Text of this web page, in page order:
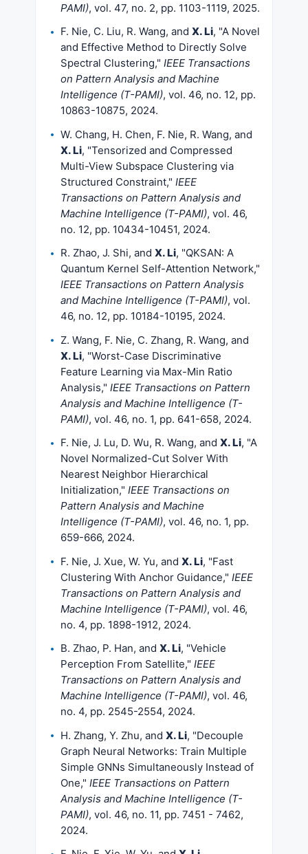
PAMI), vol. 47, no. 2, pp. 1103-1119, 2025.
F. Nie, C. Liu, R. Wang, and X. Li, "A Novel
and Effective Method to Directly Solve
Spectral Clustering," IEEE Transactions
on Pattern Analysis and Machine
Intelligence (T-PAMI), vol. 46, no. 12, pp.
10863-10875, 2024.
W. Chang, H. Chen, F. Nie, R. Wang, and
X. Li, "Tensorized and Compressed
Multi-View Subspace Clustering via
Structured Constraint," IEEE
Transactions on Pattern Analysis and
Machine Intelligence (T-PAMI), vol. 46,
no. 12, pp. 10434-10451, 2024.
R. Zhao, J. Shi, and X. Li, "QKSAN: A
Quantum Kernel Self-Attention Network,"
IEEE Transactions on Pattern Analysis
and Machine Intelligence (T-PAMI), vol.
46, no. 12, pp. 10184-10195, 2024.
Z. Wang, F. Nie, C. Zhang, R. Wang, and
X. Li, "Worst-Case Discriminative
Feature Learning via Max-Min Ratio
Analysis," IEEE Transactions on Pattern
Analysis and Machine Intelligence (T-
PAMI), vol. 46, no. 1, pp. 641-658, 2024.
F. Nie, J. Lu, D. Wu, R. Wang, and X. Li, "A
Novel Normalized-Cut Solver With
Nearest Neighbor Hierarchical
Initialization," IEEE Transactions on
Pattern Analysis and Machine
Intelligence (T-PAMI), vol. 46, no. 1, pp.
659-666, 2024.
F. Nie, J. Xue, W. Yu, and X. Li, "Fast
Clustering With Anchor Guidance," IEEE
Transactions on Pattern Analysis and
Machine Intelligence (T-PAMI), vol. 46,
no. 4, pp. 1898-1912, 2024.
B. Zhao, P. Han, and X. Li, "Vehicle
Perception From Satellite," IEEE
Transactions on Pattern Analysis and
Machine Intelligence (T-PAMI), vol. 46,
no. 4, pp. 2545-2554, 2024.
H. Zhang, Y. Zhu, and X. Li, "Decouple
Graph Neural Networks: Train Multiple
Simple GNNs Simultaneously Instead of
One," IEEE Transactions on Pattern
Analysis and Machine Intelligence (T-
PAMI), vol. 46, no. 11, pp. 7451 - 7462,
2024.